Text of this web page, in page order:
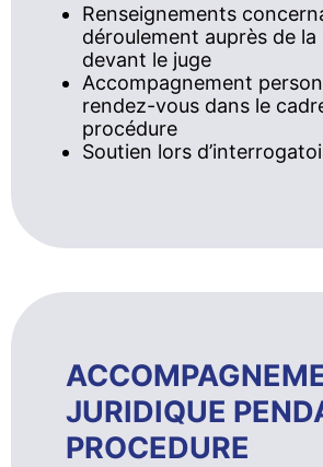
Renseignements
déroulement auprès de la
devant le juge
Accompagnement
rendez-vous dans le
procédure
Soutien lors
JURIDIQUE
PROCEDURE